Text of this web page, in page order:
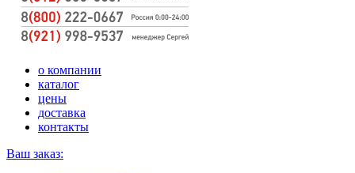
о компании
каталог
цены
доставка
контакты
Ваш заказ: